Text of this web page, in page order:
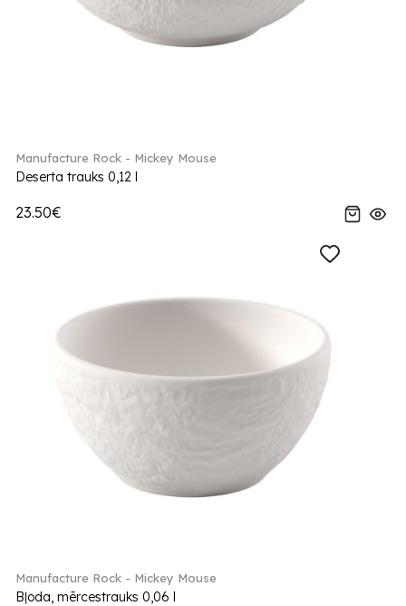
Manufacture Rock - Mickey Mouse
Deserta trauks 0,12 l
23.50€
Manufacture Rock - Mickey Mouse
Bļoda, mērcestrauks 0,06 l